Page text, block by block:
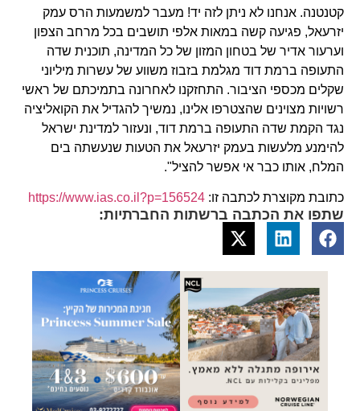
קטנטנה. אנחנו לא ניתן לזה יד! מעבר למשמעות הרס עמק
יזרעאל, פגיעה קשה במאות אלפי תושבים בכל מרחב הצפון
וערעור אדיר של בטחון המזון של כל המדינה, תוכנית שדה
התעופה ברמת דוד מגלמת בזבוז משווע של עשרות מיליוני
שקלים מכספי הציבור. התחזקנו לאחרונה בתמיכתם של ראשי
רשויות מצוינים שהצטרפו אלינו, נמשיך להגדיל את הקואליציה
נגד הקמת שדה התעופה ברמת דוד, ונעזור למדינת ישראל
להימנע מלעשות בעמק יזרעאל את הטעות שנעשתה בים
המלח, אותו כבר אי אפשר להציל".
כתובת מקוצרת לכתבה זו: https://www.ias.co.il?p=156524
שתפו את הכתבה ברשתות החברתיות: